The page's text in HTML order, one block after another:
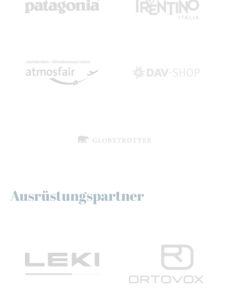
Ausrüstungspartner